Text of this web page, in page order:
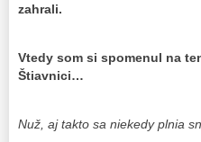
zahrali.
Vtedy som si spomenul na
Štiavnici…
Nuž, aj takto sa niekedy plnia